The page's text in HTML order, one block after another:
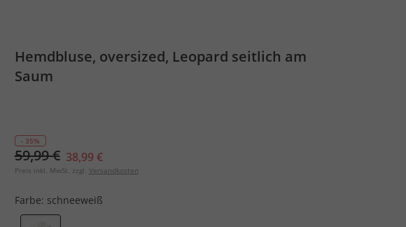
Hemdbluse, oversized, Leopard seitlich am
Saum
- 35%
59,99 € 38,99 €
Preis inkl. MwSt. zzgl. Versandkosten
Farbe: schneeweiß